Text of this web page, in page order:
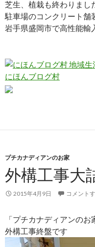
芝生、植栽も終わりまし
駐車場のコンクリート舗
岩手県盛岡市で高性能輸
にほんブログ村
プチカナディアンのお家
外構工事大
2015年4月9日 コメント
「プチカナディアンのお
外構工事終盤です